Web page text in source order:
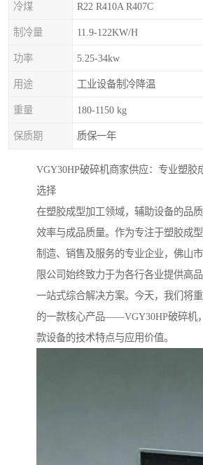
冷煤 R22 R410A R407C
制冷量 11.9-122KW/H
功率 5.25-34kw
用途 工业设备制冷降温
重量 180-1150 kg
保质期 质保一年
VGY30HP破碎机商家供应：专业塑胶
选择
在塑胶成型加工领域，辅助设备的品
效率与成品质量。作为专注于塑胶成型
制造、销售及服务的专业企业，佛山
限公司始终致力于为各行各业提供高
一站式综合解决方案。今天，我们将
的一款核心产品——VGY30HP破碎机
款设备的技术特点与应用价值。